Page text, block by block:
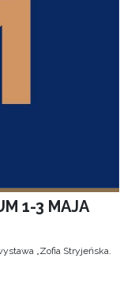
1-3 MAJA
„Zofia Stryjeńska.